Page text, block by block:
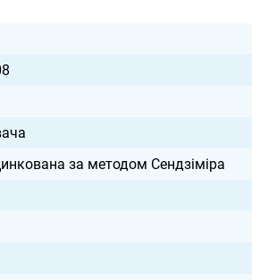
за методом Сендзіміра